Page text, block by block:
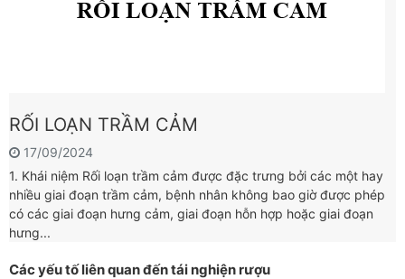
RỐI LOẠN TRẦM CẢM
17/09/2024
1. Khái niệm Rối loạn trầm cảm được đặc trưng bởi các một hay
nhiều giai đoạn trầm cảm, bệnh nhân không bao giờ được phép
có các giai đoạn hưng cảm, giai đoạn hỗn hợp hoặc giai đoạn
hưng...
Các yếu tố liên quan đến tái nghiện rượu